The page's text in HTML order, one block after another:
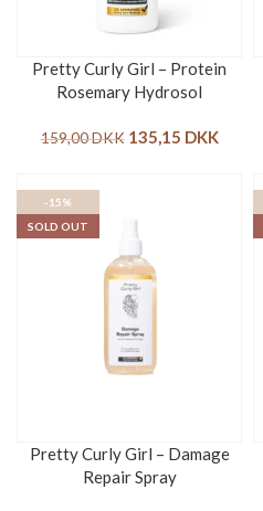
Pretty Curly Girl – Protein
Rosemary Hydrosol
159,00DKK 135,15 DKK
-15%
SOLD OUT
Pretty Curly Girl – Damage
Repair Spray